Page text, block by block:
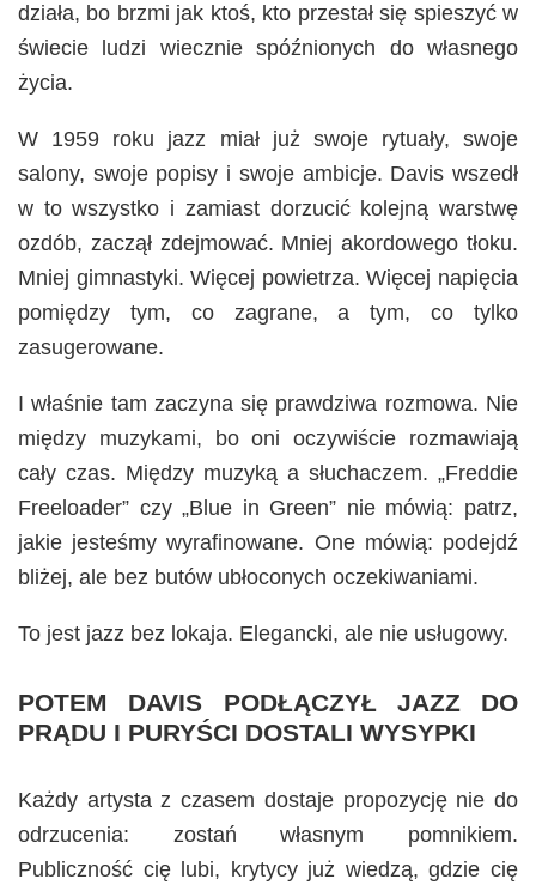
działa, bo brzmi jak ktoś, kto przestał się spieszyć w
świecie ludzi wiecznie spóźnionych do własnego
życia.
W 1959 roku jazz miał już swoje rytuały, swoje
salony, swoje popisy i swoje ambicje. Davis wszedł
w to wszystko i zamiast dorzucić kolejną warstwę
ozdób, zaczął zdejmować. Mniej akordowego tłoku.
Mniej gimnastyki. Więcej powietrza. Więcej napięcia
pomiędzy tym, co zagrane, a tym, co tylko
zasugerowane.
I właśnie tam zaczyna się prawdziwa rozmowa. Nie
między muzykami, bo oni oczywiście rozmawiają
cały czas. Między muzyką a słuchaczem. „Freddie
Freeloader” czy „Blue in Green” nie mówią: patrz,
jakie jesteśmy wyrafinowane. One mówią: podejdź
bliżej, ale bez butów ubłoconych oczekiwaniami.
To jest jazz bez lokaja. Elegancki, ale nie usługowy.
POTEM DAVIS PODŁĄCZYŁ JAZZ DO
PRĄDU I PURYŚCI DOSTALI WYSYPKI
Każdy artysta z czasem dostaje propozycję nie do
odrzucenia: zostań własnym pomnikiem.
Publiczność cię lubi, krytycy już wiedzą, gdzie cię